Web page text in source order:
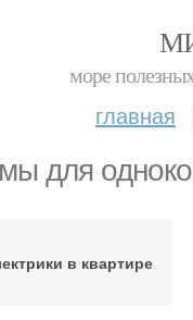
море
главная
для
в квартире